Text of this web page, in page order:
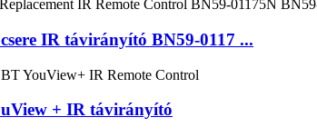
IR távirányító BN59-0117 ...
+ IR távirányító